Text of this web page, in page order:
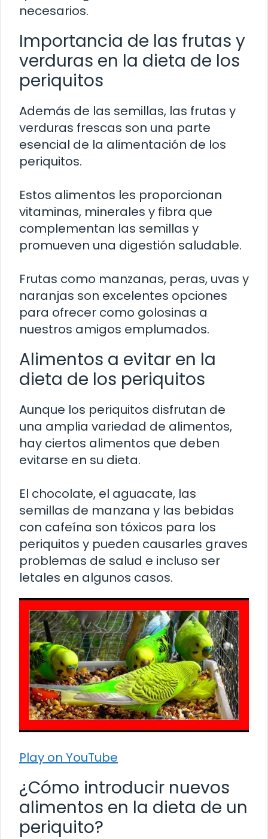
necesarios.
Importancia de las frutas y
verduras en la dieta de los
periquitos
Además de las semillas, las frutas y
verduras frescas son una parte
esencial de la alimentación de los
periquitos.
Estos alimentos les proporcionan
vitaminas, minerales y fibra que
complementan las semillas y
promueven una digestión saludable.
Frutas como manzanas, peras, uvas y
naranjas son excelentes opciones
para ofrecer como golosinas a
nuestros amigos emplumados.
Alimentos a evitar en la
dieta de los periquitos
Aunque los periquitos disfrutan de
una amplia variedad de alimentos,
hay ciertos alimentos que deben
evitarse en su dieta.
El chocolate, el aguacate, las
semillas de manzana y las bebidas
con cafeína son tóxicos para los
periquitos y pueden causarles graves
problemas de salud e incluso ser
letales en algunos casos.
Play on YouTube
¿Cómo introducir nuevos
alimentos en la dieta de un
periquito?